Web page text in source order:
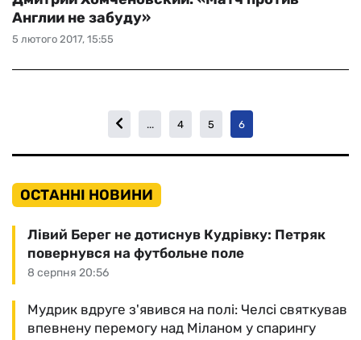
5 лютого 2017, 15:55
Англии не забуду»
... 4 5 6
ОСТАННІ НОВИНИ
8 серпня 20:56
Лівий Берег не дотиснув Кудрівку: Петряк
повернувся на футбольне поле
Мудрик вдруге з'явився на полі: Челсі святкував
впевнену перемогу над Міланом у спарингу